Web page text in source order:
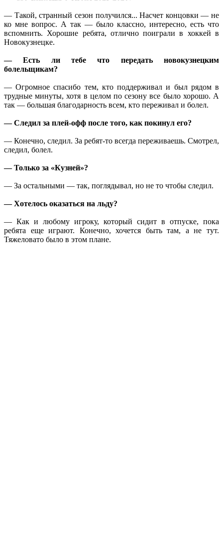
— Такой, странный сезон получился... Насчет концовки — не
ко мне вопрос. А так — было классно, интересно, есть что
вспомнить. Хорошие ребята, отлично поиграли в хоккей в
Новокузнецке.
— Есть ли тебе что передать новокузнецким
болельщикам?
— Огромное спасибо тем, кто поддерживал и был рядом в
трудные минуты, хотя в целом по сезону все было хорошо. А
так — большая благодарность всем, кто переживал и болел.
— Следил за плей-офф после того, как покинул его?
— Конечно, следил. За ребят-то всегда переживаешь. Смотрел,
следил, болел.
— Только за «Кузней»?
— За остальными — так, поглядывал, но не то чтобы следил.
— Хотелось оказаться на льду?
— Как и любому игроку, который сидит в отпуске, пока
ребята еще играют. Конечно, хочется быть там, а не тут.
Тяжеловато было в этом плане.